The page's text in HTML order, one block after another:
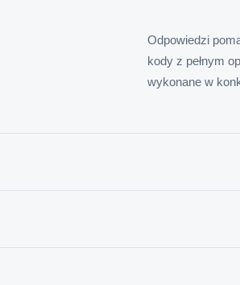
Odpowiedzi
kody z pełnym
wykonane w